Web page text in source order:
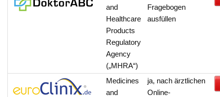
and
Healthcare
Products
Regulatory
Agency
(„MHRA“)
Fragebogen
ausfüllen
Medicines
and
ja, nach ärztlichen
Online-